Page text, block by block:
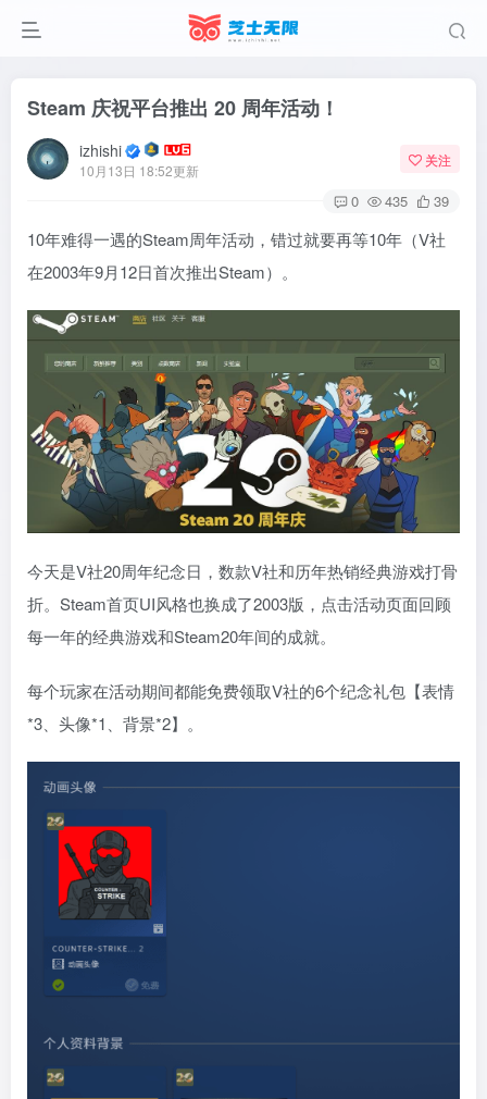
Steam 庆祝平台推出 20 周年活动！
izhishi
10月13日 18:52更新
关注
0 435 39
10年难得一遇的Steam周年活动，错过就要再等10年（V社
在2003年9月12日首次推出Steam）。
今天是V社20周年纪念日，数款V社和历年热销经典游戏打骨
折。Steam首页UI风格也换成了2003版，点击活动页面回顾
每一年的经典游戏和Steam20年间的成就。
每个玩家在活动期间都能免费领取V社的6个纪念礼包【表情
*3、头像*1、背景*2】。